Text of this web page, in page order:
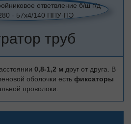
труб
0,8-1,2 м друг от друга. В
оболочки есть фиксаторы
проволоки.